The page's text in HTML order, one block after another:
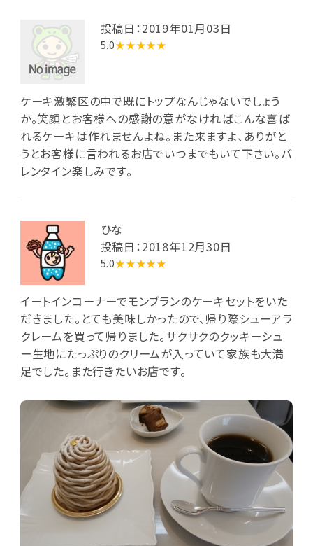
投稿日：2019年01月03日
5.0★★★★★
ケーキ激繁区の中で既にトップなんじゃないでしょう
か。笑顔とお客様への感謝の意がなければこんな喜ば
れるケーキは作れませんよね。また来ますよ、ありがと
うとお客様に言われるお店でいつまでもいて下さい。バ
レンタイン楽しみです。
ひな
投稿日：2018年12月30日
5.0★★★★★
イートインコーナーでモンブランのケーキセットをいた
だきました。とても美味しかったので、帰り際シューアラ
クレームを買って帰りました。サクサクのクッキーシュ
ー生地にたっぷりのクリームが入っていて家族も大満
足でした。また行きたいお店です。